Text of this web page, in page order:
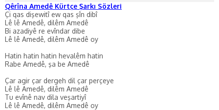
Qêrîna Amedê Kürtçe Şarkı Sözleri
Çi qas dişewitî ew qas şîn dibî
Lê lê Amedê, dilêm Amedê
Bi azadiyê re evîndar dibe
Lê lê Amedê, dilêm Amedê oy
Hatin hatin hatin hevalêm hatin
Rabe Amedê, şa be Amedê
Çar agir çar dergeh dil çar perçeye
Lê lê Amedê, dilêm Amedê
Tu evînê nav dila veşartiyî
Lê lê Amedê, dilêm Amedê oy